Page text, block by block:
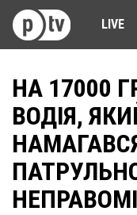
LIVE
НА 17000
ВОДІЯ,